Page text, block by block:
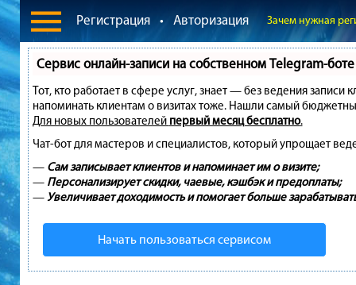
Регистрация • Авторизация Зачем нужная
Сервис онлайн-записи на собственном Telegram-боте
Тот, кто работает в сфере услуг, знает — без ведения
напоминать клиентам о визитах тоже. Нашли самый
Для новых пользователей первый месяц бесплатно.
Чат-бот для мастеров и специалистов, который упрощает
— Сам записывает клиентов и напоминает им о визите;
— Персонализирует скидки, чаевые, кэшбэк и предоплаты;
—Увеличивает доходимость и помогает больше
Начать пользоваться сервисом